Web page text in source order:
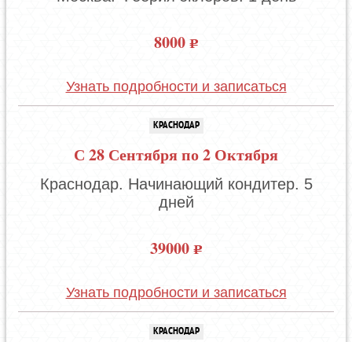
8000
Узнать подробности и записаться
КРАСНОДАР
С 28 Сентября по 2 Октября
Краснодар. Начинающий кондитер. 5
дней
39000
Узнать подробности и записаться
КРАСНОДАР